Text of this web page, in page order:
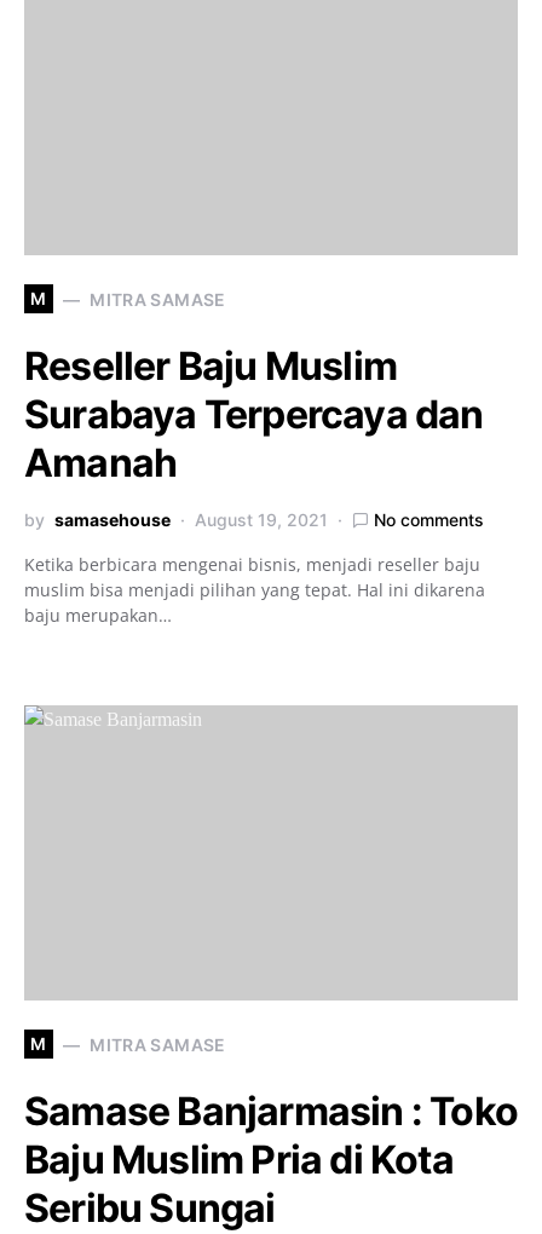
M MITRA SAMASE
Reseller Baju Muslim
Surabaya Terpercaya dan
Amanah
by samasehouse August 19, 2021 No comments
Ketika berbicara mengenai bisnis, menjadi reseller baju
muslim bisa menjadi pilihan yang tepat. Hal ini dikarena
baju merupakan…
M MITRA SAMASE
Samase Banjarmasin : Toko
Baju Muslim Pria di Kota
Seribu Sungai